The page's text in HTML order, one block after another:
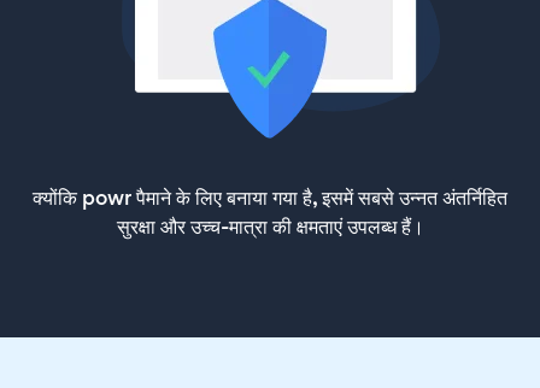
क्योंकि powr पैमाने के लिए बनाया गया है, इसमें सबसे उन्नत अंतर्निहित
सुरक्षा और उच्च-मात्रा की क्षमताएं उपलब्ध हैं।